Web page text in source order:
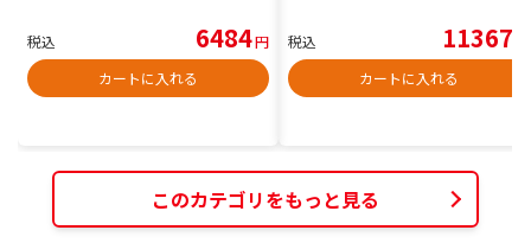
税込 6484円
カートに入れる
税込 11367
カートに入れる
このカテゴリをもっと見る